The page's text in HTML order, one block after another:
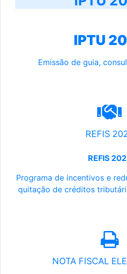
IPTU
Emissão de guia,
REFIS
REFIS
Programa de incentivos e
quitação de créditos
NOTA FISCAL